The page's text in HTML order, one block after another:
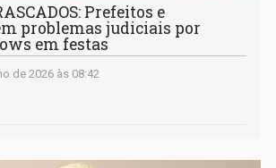
Prefeitos e
problemas judiciais por
em festas
de 2026 às 08:42